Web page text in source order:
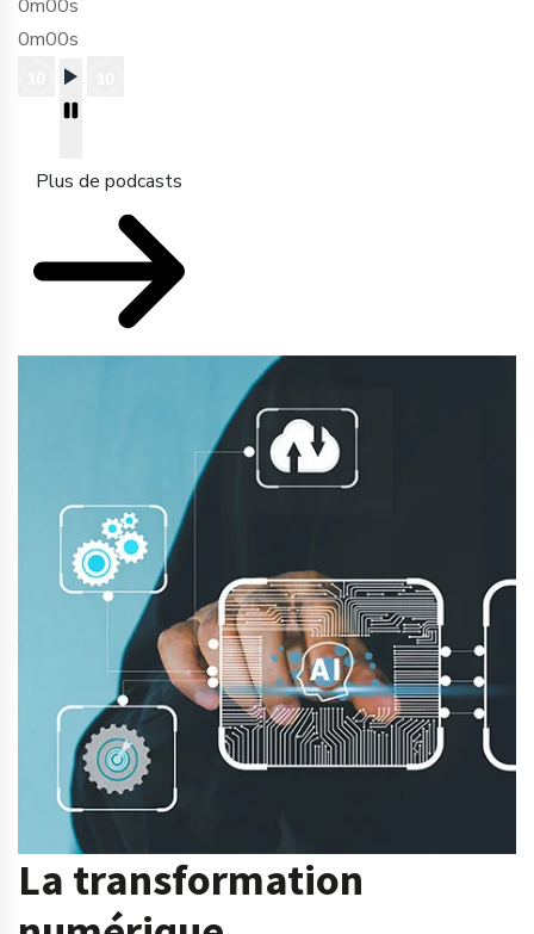
0m00s
0m00s
Plus de podcasts
La transformation